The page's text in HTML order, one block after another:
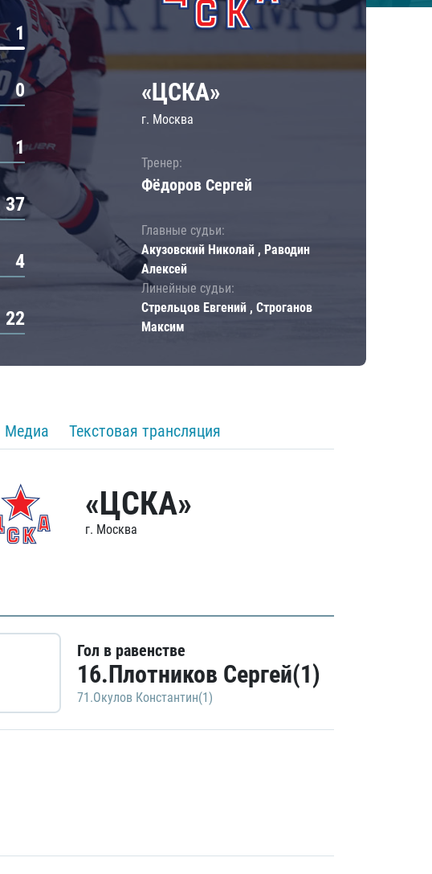
1
0
1
37
4
22
«ЦСКА»
г. Москва
Тренер:
Фёдоров Сергей
Главные судьи:
Акузовский Николай , Раводин
Алексей
Линейные судьи:
Стрельцов Евгений , Строганов
Максим
Медиа Текстовая трансляция
«ЦСКА»
г. Москва
Гол в равенстве
16.Плотников Сергей(1)
71.Окулов Константин(1)